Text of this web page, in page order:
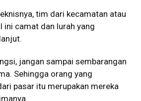
tim dari kecamatan atau
ini camat dan lurah yang
jangan sampai sembarangan
Sehingga orang yang
pasar itu merupakan mereka